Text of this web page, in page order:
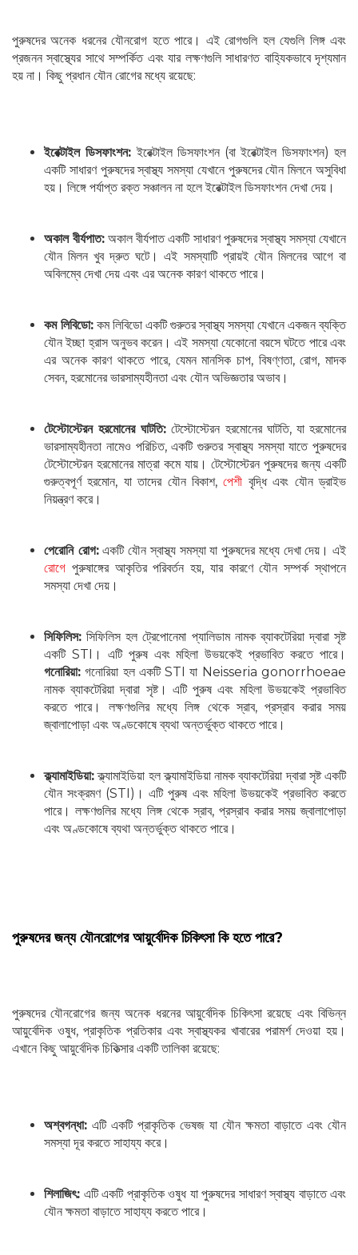
পুরুষদের অনেক ধরনের যৌনরোগ হতে পারে। এই রোগগুলি হল যেগুলি লিঙ্গ এবং
প্রজনন স্বাস্থ্যের সাথে সম্পর্কিত এবং যার লক্ষণগুলি সাধারণত বাহ্যিকভাবে দৃশ্যমান
হয় না। কিছু প্রধান যৌন রোগের মধ্যে রয়েছে:
ইরেক্টাইল ডিসফাংশন: ইরেক্টাইল ডিসফাংশন (বা ইরেক্টাইল ডিসফাংশন) হল
একটি সাধারণ পুরুষদের স্বাস্থ্য সমস্যা যেখানে পুরুষদের যৌন মিলনে অসুবিধা
হয়। লিঙ্গে পর্যাপ্ত রক্ত ​​সঞ্চালন না হলে ইরেক্টাইল ডিসফাংশন দেখা দেয়।
অকাল বীর্যপাত: অকাল বীর্যপাত একটি সাধারণ পুরুষদের স্বাস্থ্য সমস্যা যেখানে
যৌন মিলন খুব দ্রুত ঘটে। এই সমস্যাটি প্রায়ই যৌন মিলনের আগে বা
অবিলম্বে দেখা দেয় এবং এর অনেক কারণ থাকতে পারে।
কম লিবিডো: কম লিবিডো একটি গুরুতর স্বাস্থ্য সমস্যা যেখানে একজন ব্যক্তি
যৌন ইচ্ছা হ্রাস অনুভব করেন। এই সমস্যা যেকোনো বয়সে ঘটতে পারে এবং
এর অনেক কারণ থাকতে পারে, যেমন মানসিক চাপ, বিষণ্ণতা, রোগ, মাদক
সেবন, হরমোনের ভারসাম্যহীনতা এবং যৌন অভিজ্ঞতার অভাব।
টেস্টোস্টেরন হরমোনের ঘাটতি: টেস্টোস্টেরন হরমোনের ঘাটতি, যা হরমোনের
ভারসাম্যহীনতা নামেও পরিচিত, একটি গুরুতর স্বাস্থ্য সমস্যা যাতে পুরুষদের
টেস্টোস্টেরন হরমোনের মাত্রা কমে যায়। টেস্টোস্টেরন পুরুষদের জন্য একটি
গুরুত্বপূর্ণ হরমোন, যা তাদের যৌন বিকাশ,পেশী বৃদ্ধি এবং যৌন ড্রাইভ
নিয়ন্ত্রণ করে।
পেরোনি রোগ:একটি যৌন স্বাস্থ্য সমস্যা যা পুরুষদের মধ্যে দেখা দেয়। এই
রোগে পুরুষাঙ্গের আকৃতির পরিবর্তন হয়, যার কারণে যৌন সম্পর্ক স্থাপনে
সমস্যা দেখা দেয়।
সিফিলিস: সিফিলিস হল ট্রেপোনেমা প্যালিডাম নামক ব্যাকটেরিয়া দ্বারা সৃষ্ট
একটি STI। এটি পুরুষ এবং মহিলা উভয়কেই প্রভাবিত করতে পারে।
গনোরিয়া: গনোরিয়া হল একটি STI যা Neisseria gonorrhoeae
নামক ব্যাকটেরিয়া দ্বারা সৃষ্ট। এটি পুরুষ এবং মহিলা উভয়কেই প্রভাবিত
করতে পারে। লক্ষণগুলির মধ্যে লিঙ্গ থেকে স্রাব, প্রস্রাব করার সময়
জ্বালাপোড়া এবং অণ্ডকোষে ব্যথা অন্তর্ভুক্ত থাকতে পারে।
ক্ল্যামাইডিয়া:ক্ল্যামাইডিয়া হল ক্ল্যামাইডিয়া নামক ব্যাকটেরিয়া দ্বারা সৃষ্ট একটি
যৌন সংক্রমণ (STI)। এটি পুরুষ এবং মহিলা উভয়কেই প্রভাবিত করতে
পারে। লক্ষণগুলির মধ্যে লিঙ্গ থেকে স্রাব, প্রস্রাব করার সময় জ্বালাপোড়া
এবং অণ্ডকোষে ব্যথা অন্তর্ভুক্ত থাকতে পারে।
পুরুষদের জন্য যৌনরোগের আয়ুর্বেদিক চিকিৎসা কি হতে পারে?
পুরুষদের যৌনরোগের জন্য অনেক ধরনের আয়ুর্বেদিক চিকিৎসা রয়েছে এবং বিভিন্ন
আয়ুর্বেদিক ওষুধ, প্রাকৃতিক প্রতিকার এবং স্বাস্থ্যকর খাবারের পরামর্শ দেওয়া হয়।
এখানে কিছু আয়ুর্বেদিক চিকিত্সার একটি তালিকা রয়েছে:
অশ্বগন্ধা: এটি একটি প্রাকৃতিক ভেষজ যা যৌন ক্ষমতা বাড়াতে এবং যৌন
সমস্যা দূর করতে সাহায্য করে।
শিলাজিৎ: এটি একটি প্রাকৃতিক ওষুধ যা পুরুষদের সাধারণ স্বাস্থ্য বাড়াতে এবং
যৌন ক্ষমতা বাড়াতে সাহায্য করতে পারে।